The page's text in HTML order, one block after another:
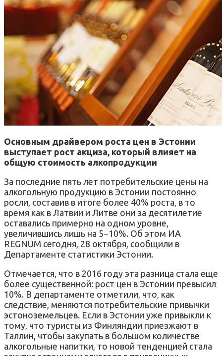
Основным драйвером роста цен в Эстонии
выступает рост акциза, который влияет на
общую стоимость алкопродукции
За последние пять лет потребительские цены на
алкогольную продукцию в Эстонии постоянно
росли, составив в итоге более 40% роста, в то
время как в Латвии и Литве они за десятилетие
оставались примерно на одном уровне,
увеличившись лишь на 5−10%. Об этом ИА
REGNUM сегодня, 28 октября, сообщили в
Департаменте статистики Эстонии.
Отмечается, что в 2016 году эта разница стала еще
более существенной: рост цен в Эстонии превысил
10%. В департаменте отметили, что, как
следствие, меняются потребительские привычки
эстоноземельцев. Если в Эстонии уже привыкли к
тому, что туристы из Финляндии приезжают в
Таллин, чтобы закупать в большом количестве
алкогольные напитки, то новой тенденцией стала